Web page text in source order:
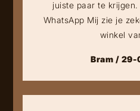
juiste paar te
WhatsApp Mij zie je
winkel
Bram /